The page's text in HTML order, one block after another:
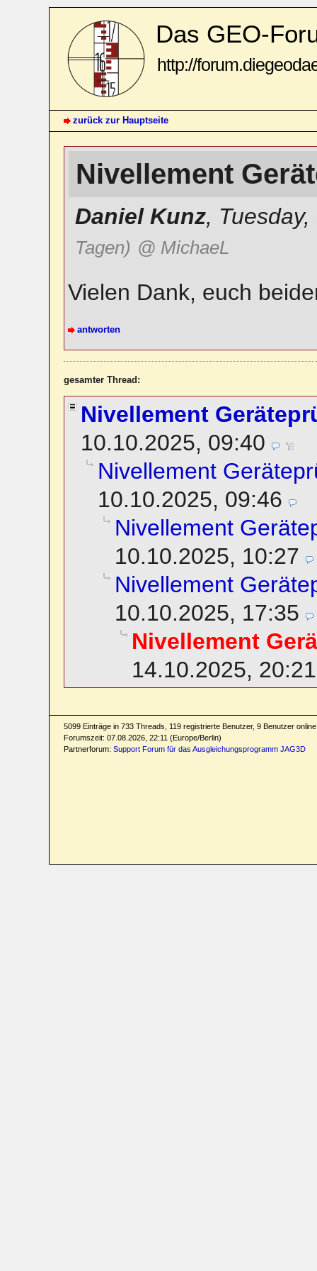
Das GEO-
http://
zurück zur Hauptseite
Nivellement
Daniel Kunz,
Tagen) @ MichaeL
Vielen Dank, euch
antworten
gesamter Thread:
Nivellement
10.10.2025, 09:40
Nivellement
10.10.2025, 09:46
Nivellement
10.10.2025, 10:27
Nivellement
10.10.2025, 17:35
Nivellement
14.10.2025, 20:21
5099 Einträge in 733 Threads, 119 registrierte Benutzer, 9 Benutzer
Forumszeit: 07.08.2026, 22:11 (Europe/Berlin)
Partnerforum: Support Forum für das Ausgleichungsprogramm JAG3D